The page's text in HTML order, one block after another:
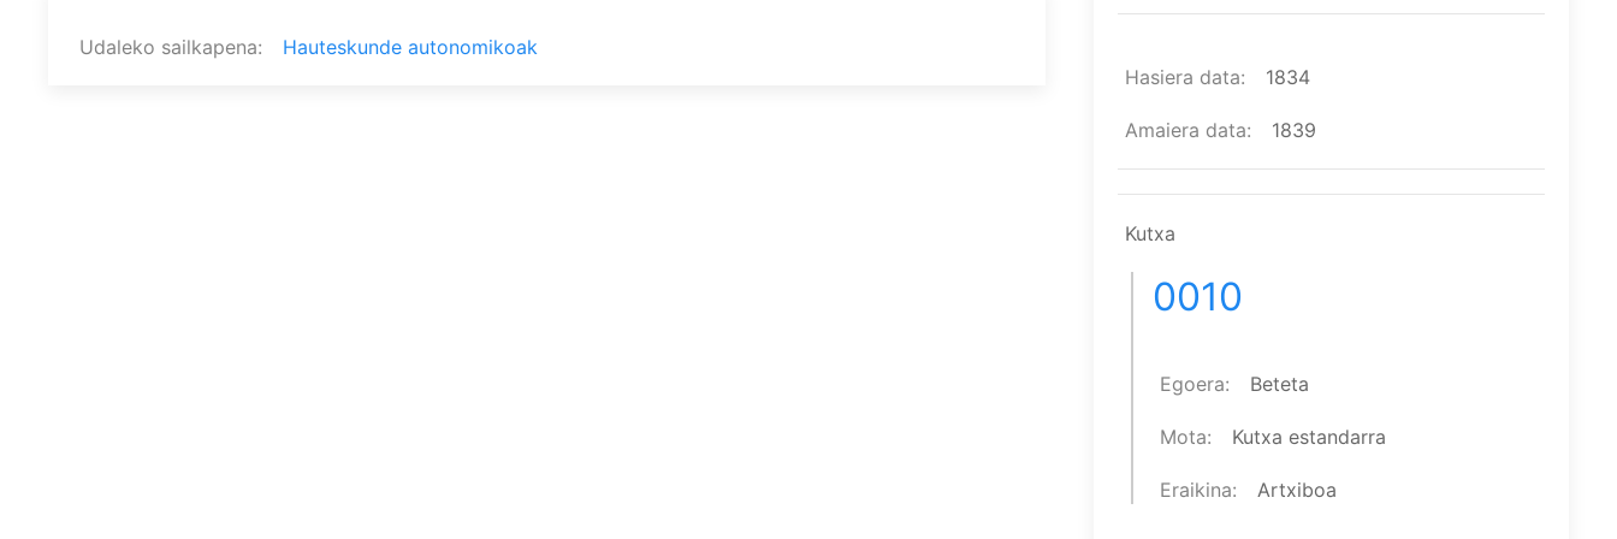
Udaleko sailkapena Hauteskunde autonomikoak
Hasiera data 1834
Amaiera data 1839
Kutxa
0010
Egoera Beteta
Mota Kutxa estandarra
Eraikina Artxiboa